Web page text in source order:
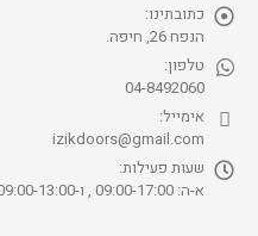
כתובתינו:
הנפח 26, חיפה.
טלפון:
04-8492060
אימייל:
izikdoors@gmail.com
שעות פעילות:
א-ה: 09:00-17:00 , ו-09:00-13:00